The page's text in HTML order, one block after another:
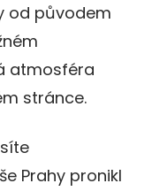
od původem
atmosféra
stránce.
Prahy pronikl